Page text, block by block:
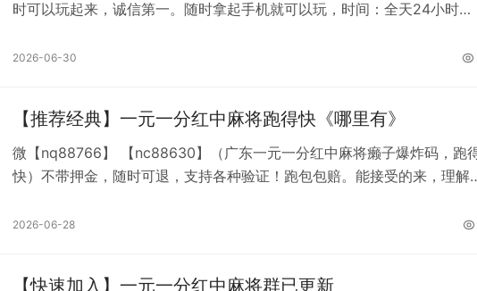
时可以玩起来，诚信第一。随时拿起手机就可以玩，时间：全天24小时游
将，吃饭的时候你可以打麻将，坐车的时候你可以打麻将，躺在床上你可
2026-06-30
【推荐经典】一元一分红中麻将跑得快《哪里有》
微【nq88766】 【nc88630】（广东一元一分红中麻将癞子爆炸码，跑
快）不带押金，随时可退，支持各种验证！跑包包赔。能接受的来，理解
加了，谢谢！（一元分红中癞子爆炸码麻将，跑得快）非诚勿扰，专职麻
2026-06-28
【快速加入】一元一分红中麻将群已更新